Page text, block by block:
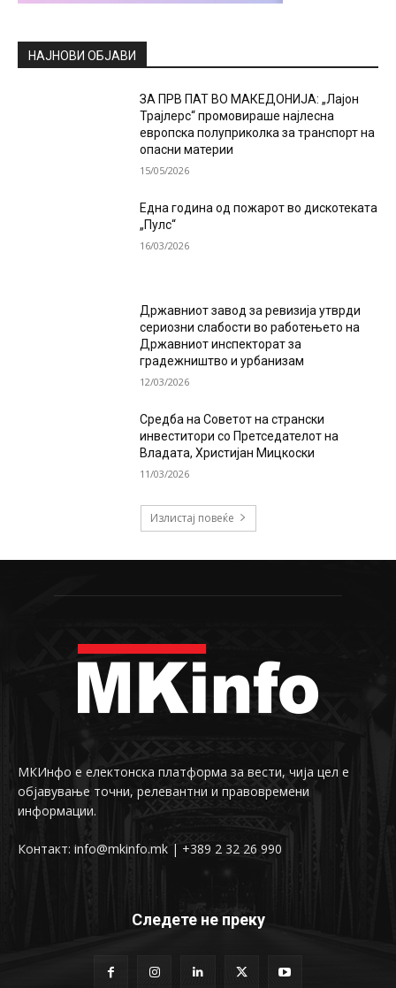
НАЈНОВИ ОБЈАВИ
ЗА ПРВ ПАТ ВО МАКЕДОНИЈА: „Лајон
Трајлерс“ промовираше најлесна
европска полуприколка за транспорт на
опасни материи
15/05/2026
Една година од пожарот во дискотеката
„Пулс“
16/03/2026
Државниот завод за ревизија утврди
сериозни слабости во работењето на
Државниот инспекторат за
градежништво и урбанизам
12/03/2026
Средба на Советот на странски
инвеститори со Претседателот на
Владата, Христијан Мицкоски
11/03/2026
Излистај повеќе
МКИнфо е електонска платформа за вести, чија цел е
објавување точни, релевантни и правовремени
информации.
Контакт: info@mkinfo.mk | +389 2 32 26 990
Следете не преку